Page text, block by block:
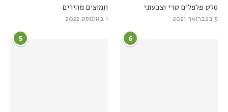
חמוצים מהירים
1 באוגוסט 2022
סלט פלפלים טרי וצבעוני
5 בפברואר 2021
5 6